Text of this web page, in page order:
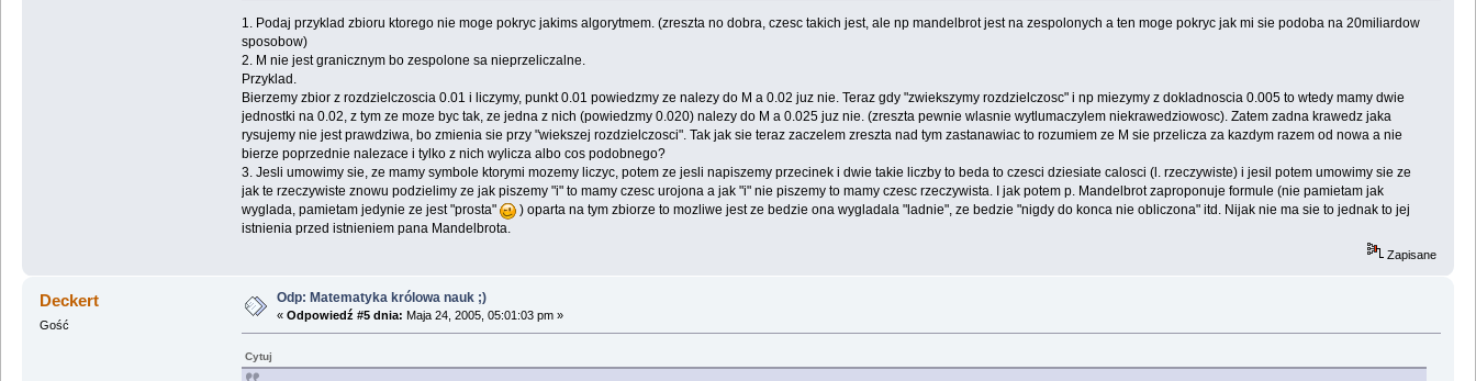
1. Podaj przyklad zbioru ktorego nie moge pokryc jakims algorytmem. (zreszta no dobra, czesc takich jest, ale np mandelbrot jest na zespolonych a ten moge pokryc jak mi sie podoba na 20miliardow
sposobow)
2. M nie jest granicznym bo zespolone sa nieprzeliczalne.
Przyklad.
Bierzemy zbior z rozdzielczoscia 0.01 i liczymy, punkt 0.01 powiedzmy ze nalezy do M a 0.02 juz nie. Teraz gdy "zwiekszymy rozdzielczosc" i np miezymy z dokladnoscia 0.005 to wtedy mamy dwie
jednostki na 0.02, z tym ze moze byc tak, ze jedna z nich (powiedzmy 0.020) nalezy do M a 0.025 juz nie. (zreszta pewnie wlasnie wytlumaczylem niekrawedziowosc). Zatem zadna krawedz jaka
rysujemy nie jest prawdziwa, bo zmienia sie przy "wiekszej rozdzielczosci". Tak jak sie teraz zaczelem zreszta nad tym zastanawiac to rozumiem ze M sie przelicza za kazdym razem od nowa a nie
bierze poprzednie nalezace i tylko z nich wylicza albo cos podobnego?
3. Jesli umowimy sie, ze mamy symbole ktorymi mozemy liczyc, potem ze jesli napiszemy przecinek i dwie takie liczby to beda to czesci dziesiate calosci (l. rzeczywiste) i jesil potem umowimy sie ze
jak te rzeczywiste znowu podzielimy ze jak piszemy "i" to mamy czesc urojona a jak "i" nie piszemy to mamy czesc rzeczywista. I jak potem p. Mandelbrot zaproponuje formule (nie pamietam jak
wyglada, pamietam jedynie ze jest "prosta"
) oparta na tym zbiorze to mozliwe jest ze bedzie ona wygladala "ladnie", ze bedzie "nigdy do konca nie obliczona" itd. Nijak nie ma sie to jednak to jej
istnienia przed istnieniem pana Mandelbrota.
Zapisane
Deckert
Gość
Odp: Matematyka królowa nauk ;)
« Odpowiedź #5 dnia: Maja 24, 2005, 05:01:03 pm »
Cytuj